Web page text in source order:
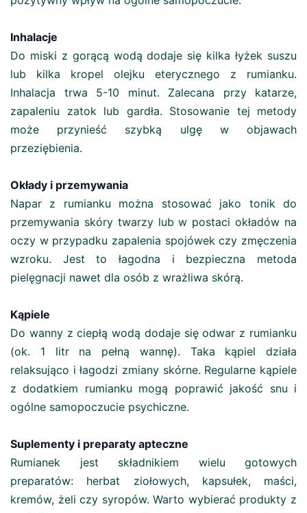
Inhalacje
Do miski z gorącą wodą dodaje się kilka łyżek suszu
lub kilka kropel olejku eterycznego z rumianku.
Inhalacja trwa 5-10 minut. Zalecana przy katarze,
zapaleniu zatok lub gardła. Stosowanie tej metody
może przynieść szybką ulgę w objawach
przeziębienia.
Okłady i przemywania
Napar z rumianku można stosować jako tonik do
przemywania skóry twarzy lub w postaci okładów na
oczy w przypadku zapalenia spojówek czy zmęczenia
wzroku. Jest to łagodna i bezpieczna metoda
pielęgnacji nawet dla osób z wrażliwa skórą.
Kąpiele
Do wanny z ciepłą wodą dodaje się odwar z rumianku
(ok. 1 litr na pełną wannę). Taka kąpiel działa
relaksująco i łagodzi zmiany skórne. Regularne kąpiele
z dodatkiem rumianku mogą poprawić jakość snu i
ogólne samopoczucie psychiczne.
Suplementy i preparaty apteczne
Rumianek jest składnikiem wielu gotowych
preparatów: herbat ziołowych, kapsułek, maści,
kremów, żeli czy syropów. Warto wybierać produkty z